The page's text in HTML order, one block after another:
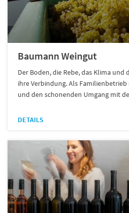
Baumann Weingut
Der Boden, die Rebe, das Klima und
ihre Verbindung. Als
und den schonenden Umgang mit
DETAILS